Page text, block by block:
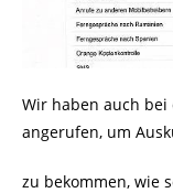
Wir haben auch bei
angerufen, um
zu bekommen, wie